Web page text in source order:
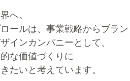
へ。
ールは、事業戦略からブラ
インカンパニーとして、
な価値づくりに
たいと考えています。